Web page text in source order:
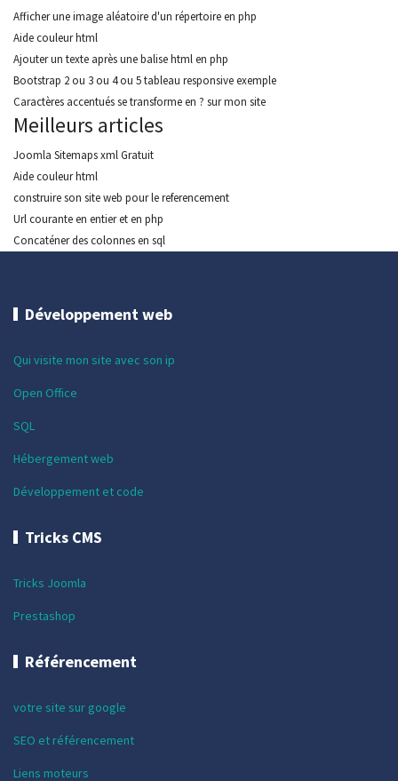
Afficher une image aléatoire d'un répertoire en php
Aide couleur html
Ajouter un texte après une balise html en php
Bootstrap 2 ou 3 ou 4 ou 5 tableau responsive exemple
Caractères accentués se transforme en ? sur mon site
Meilleurs articles
Joomla Sitemaps xml Gratuit
Aide couleur html
construire son site web pour le referencement
Url courante en entier et en php
Concaténer des colonnes en sql
Développement web
Qui visite mon site avec son ip
Open Office
SQL
Hébergement web
Développement et code
Tricks CMS
Tricks Joomla
Prestashop
Référencement
votre site sur google
SEO et référencement
Liens moteurs